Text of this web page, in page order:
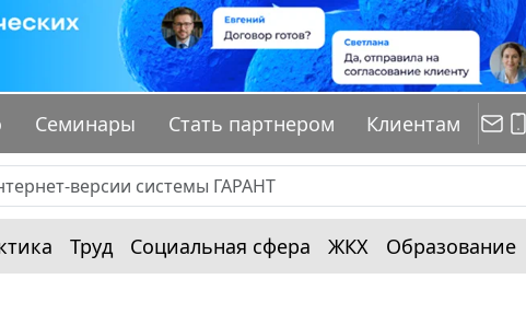
Семинары Стать партнером Клиентам
Труд Социальная сфера ЖКХ Образование